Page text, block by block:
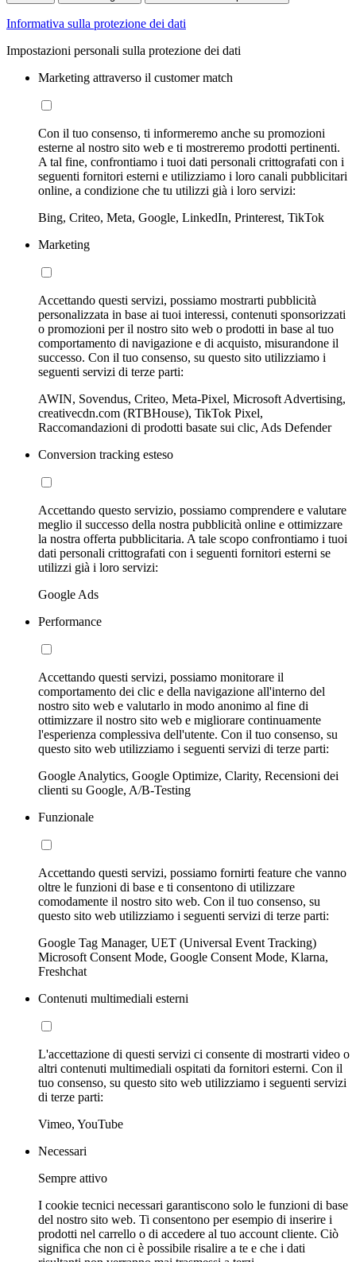
Informativa sulla protezione dei dati
Impostazioni personali sulla protezione dei dati
Marketing attraverso il customer match
Con il tuo consenso, ti informeremo anche su promozioni
esterne al nostro sito web e ti mostreremo prodotti pertinenti.
A tal fine, confrontiamo i tuoi dati personali crittografati con i
seguenti fornitori esterni e utilizziamo i loro canali pubblicitari
online, a condizione che tu utilizzi già i loro servizi:
Bing, Criteo, Meta, Google, LinkedIn, Printerest, TikTok
Marketing
Accettando questi servizi, possiamo mostrarti pubblicità
personalizzata in base ai tuoi interessi, contenuti sponsorizzati
o promozioni per il nostro sito web o prodotti in base al tuo
comportamento di navigazione e di acquisto, misurandone il
successo. Con il tuo consenso, su questo sito utilizziamo i
seguenti servizi di terze parti:
AWIN, Sovendus, Criteo, Meta-Pixel, Microsoft Advertising,
creativecdn.com (RTBHouse), TikTok Pixel,
Raccomandazioni di prodotti basate sui clic, Ads Defender
Conversion tracking esteso
Accettando questo servizio, possiamo comprendere e valutare
meglio il successo della nostra pubblicità online e ottimizzare
la nostra offerta pubblicitaria. A tale scopo confrontiamo i tuoi
dati personali crittografati con i seguenti fornitori esterni se
utilizzi già i loro servizi:
Google Ads
Performance
Accettando questi servizi, possiamo monitorare il
comportamento dei clic e della navigazione all'interno del
nostro sito web e valutarlo in modo anonimo al fine di
ottimizzare il nostro sito web e migliorare continuamente
l'esperienza complessiva dell'utente. Con il tuo consenso, su
questo sito web utilizziamo i seguenti servizi di terze parti:
Google Analytics, Google Optimize, Clarity, Recensioni dei
clienti su Google, A/B-Testing
Funzionale
Accettando questi servizi, possiamo fornirti feature che vanno
oltre le funzioni di base e ti consentono di utilizzare
comodamente il nostro sito web. Con il tuo consenso, su
questo sito web utilizziamo i seguenti servizi di terze parti:
Google Tag Manager, UET (Universal Event Tracking)
Microsoft Consent Mode, Google Consent Mode, Klarna,
Freshchat
Contenuti multimediali esterni
L'accettazione di questi servizi ci consente di mostrarti video o
altri contenuti multimediali ospitati da fornitori esterni. Con il
tuo consenso, su questo sito web utilizziamo i seguenti servizi
di terze parti:
Vimeo, YouTube
Necessari
Sempre attivo
I cookie tecnici necessari garantiscono solo le funzioni di base
del nostro sito web. Ti consentono per esempio di inserire i
prodotti nel carrello o di accedere al tuo account cliente. Ciò
significa che non ci è possibile risalire a te e che i dati